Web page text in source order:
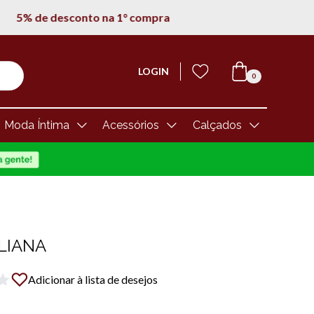
LOGIN 0
Moda Íntima Acessórios Calçados
Adicionar à lista de desejos